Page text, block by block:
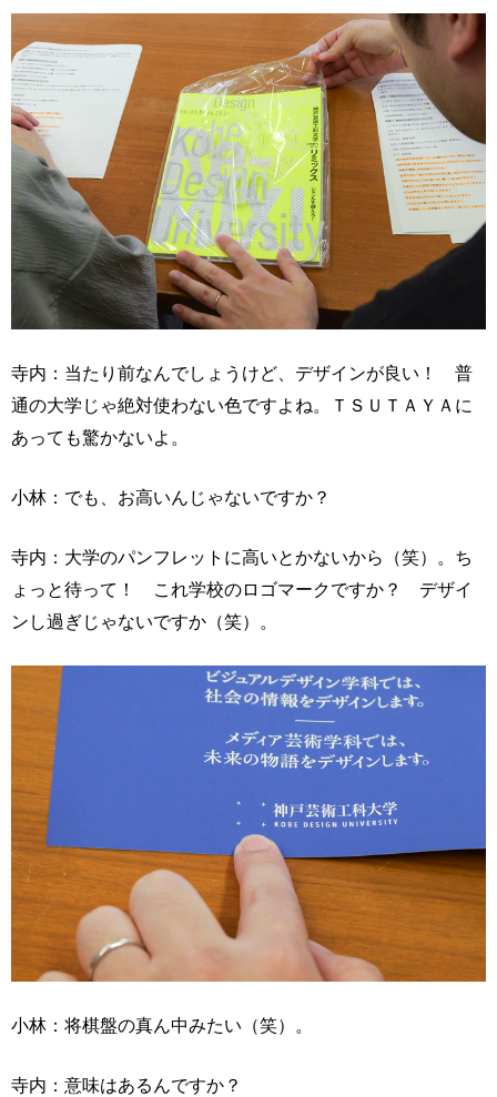
寺内：当たり前なんでしょうけど、デザインが良い！ 普
通の大学じゃ絶対使わない色ですよね。ＴＳＵＴＡＹＡに
あっても驚かないよ。
小林：でも、お高いんじゃないですか？
寺内：大学のパンフレットに高いとかないから（笑）。ち
ょっと待って！ これ学校のロゴマークですか？ デザイ
ンし過ぎじゃないですか（笑）。
小林：将棋盤の真ん中みたい（笑）。
寺内：意味はあるんですか？